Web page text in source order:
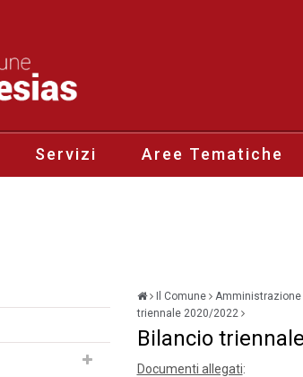
Servizi Aree Tematiche
Il Comune
triennale 2020/2022
Bilancio
Documenti allegati: